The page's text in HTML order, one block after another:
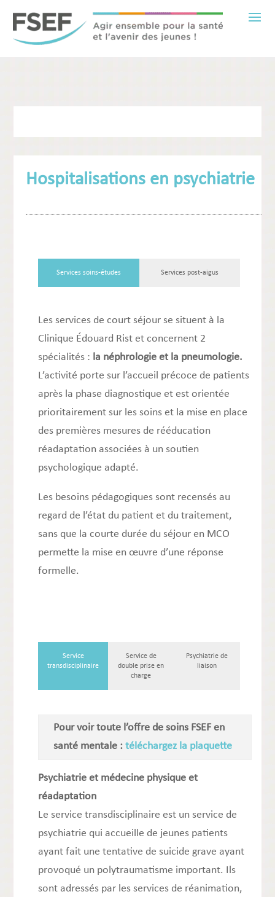
Hospitalisations en psychiatrie
Services soins-études Services post-aigus
Les services de court séjour se situent à la
Clinique Édouard Rist et concernent 2
spécialités : la néphrologie et la pneumologie.
L’activité porte sur l’accueil précoce de patients
après la phase diagnostique et est orientée
prioritairement sur les soins et la mise en place
des premières mesures de rééducation
réadaptation associées à un soutien
psychologique adapté.
Les besoins pédagogiques sont recensés au
regard de l’état du patient et du traitement,
sans que la courte durée du séjour en MCO
permette la mise en œuvre d’une réponse
formelle.
Service
transdisciplinaire
Service de
double prise en
charge
Psychiatrie de
liaison
Pour voir toute l’offre de soins FSEF en
santé mentale :téléchargez la plaquette
Psychiatrie et médecine physique et
réadaptation
Le service transdisciplinaire est un service de
psychiatrie qui accueille de jeunes patients
ayant fait une tentative de suicide grave ayant
provoqué un polytraumatisme important. Ils
sont adressés par les services de réanimation,